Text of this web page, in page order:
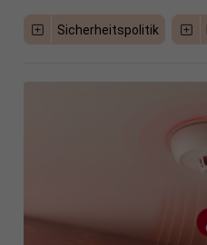
Sicherheitspolitik